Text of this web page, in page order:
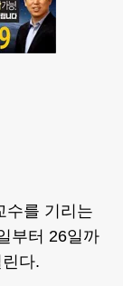
수를 기리는
부터 26일까
다.